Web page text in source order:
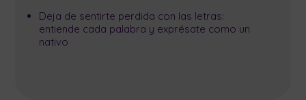
Deja de sentirte perdida con las letras:
entiende cada palabra y exprésate como un
nativo